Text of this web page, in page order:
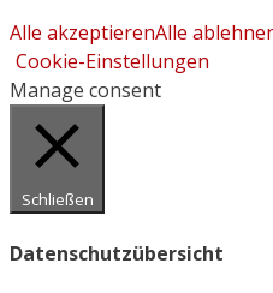
Alle akzeptierenAlle
Cookie-Einstellungen
Manage consent
Schließen
Datenschutzübersicht